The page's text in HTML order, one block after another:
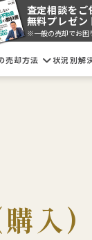
査定相談をご
無料プレゼン
※一般の売却でお困
売却方法 状況別解
入)